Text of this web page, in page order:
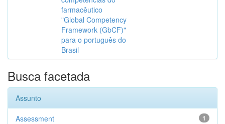
farmacêutico
"Global Competency
Framework (GbCF)"
para o português do
Brasil
Busca facetada
Assunto
1
Assessment